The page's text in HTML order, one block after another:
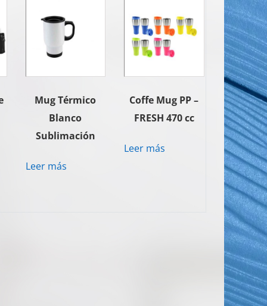
Mug Térmico
Blanco
Sublimación
Leer más
Coffe Mug PP –
FRESH 470 cc
Leer más